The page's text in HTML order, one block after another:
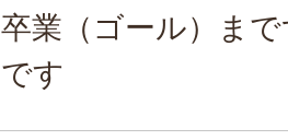
卒業（ゴール）ま
です